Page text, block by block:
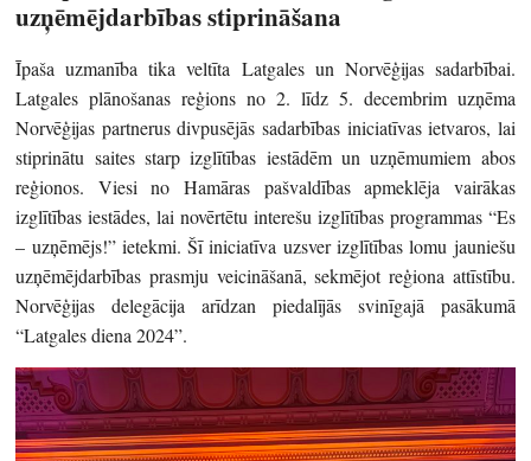
uzņēmējdarbības stiprināšana
Īpaša uzmanība tika veltīta Latgales un Norvēģijas sadarbībai.
Latgales plānošanas reģions no 2. līdz 5. decembrim uzņēma
Norvēģijas partnerus divpusējās sadarbības iniciatīvas ietvaros, lai
stiprinātu saites starp izglītības iestādēm un uzņēmumiem abos
reģionos. Viesi no Hamāras pašvaldības apmeklēja vairākas
izglītības iestādes, lai novērtētu interešu izglītības programmas “Es
– uzņēmējs!” ietekmi.Šī iniciatīva uzsver izglītības lomu jauniešu
uzņēmējdarbības prasmju veicināšanā, sekmējot reģiona attīstību.
Norvēģijas delegācija arīdzan piedalījās svinīgajā pasākumā
“Latgales diena 2024”.